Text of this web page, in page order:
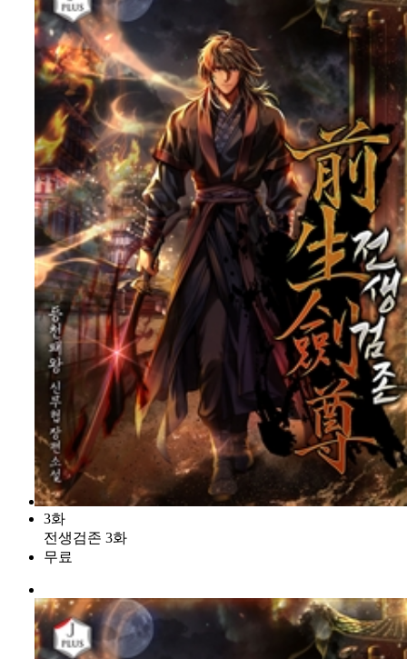
3화
전생검존 3화
무료